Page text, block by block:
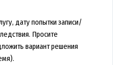
дату попытки записи/
Просите
вариант решения